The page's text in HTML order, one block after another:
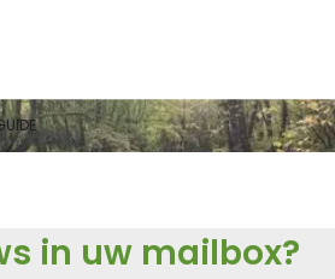
in uw mailbox?